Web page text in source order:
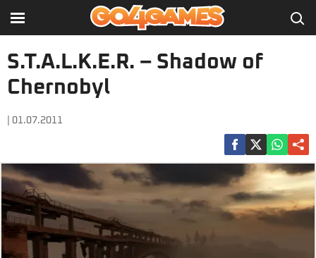
S.T.A.L.K.E.R. – Shadow of
Chernobyl
| 01.07.2011